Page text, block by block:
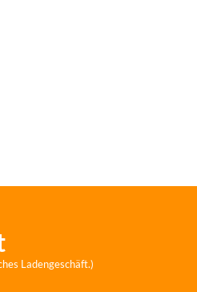
Ladengeschäft.)